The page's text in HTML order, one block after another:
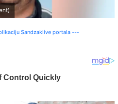
Sandzaklive portala ---